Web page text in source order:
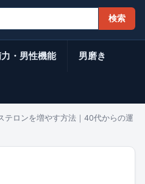
検索
・男性機能 男磨き
テロンを増やす方法｜40代からの運